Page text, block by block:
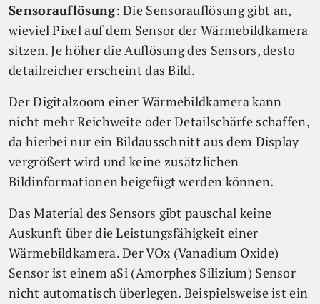
Sensorauflösung: Die Sensorauflösung gibt an,
wieviel Pixel auf dem Sensor der Wärmebildkamera
sitzen. Je höher die Auflösung des Sensors, desto
detailreicher erscheint das Bild.
Der Digitalzoom einer Wärmebildkamera kann
nicht mehr Reichweite oder Detailschärfe schaffen,
da hierbei nur ein Bildausschnitt aus dem Display
vergrößert wird und keine zusätzlichen
Bildinformationen beigefügt werden können.
Das Material des Sensors gibt pauschal keine
Auskunft über die Leistungsfähigkeit einer
Wärmebildkamera. Der VOx (Vanadium Oxide)
Sensor ist einem aSi (Amorphes Silizium) Sensor
nicht automatisch überlegen. Beispielsweise ist ein